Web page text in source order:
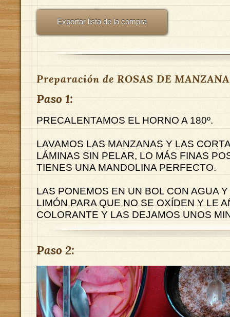
Exportar lista de la compra
Preparación de ROSAS DE
Paso 1:
PRECALENTAMOS EL HORNO A 180º.
LAVAMOS LAS MANZANAS Y LAS
LÁMINAS SIN PELAR, LO MÁS FINAS
TIENES UNA MANDOLINA PERFECTO.
LAS PONEMOS EN UN BOL CON AGUA
LIMÓN PARA QUE NO SE OXÍDEN Y LE
COLORANTE Y LAS DEJAMOS UNOS
Paso 2: